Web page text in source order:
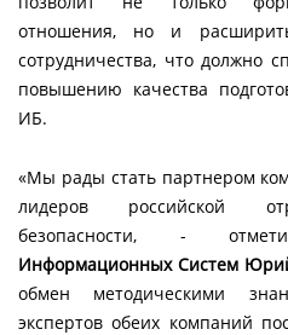
отношения, но и
сотрудничества, что должно
повышению качества
ИБ.
«Мы рады стать партнером
лидеров российской
безопасности, -
Информационных Систем
обмен методическими
экспертов обеих компаний